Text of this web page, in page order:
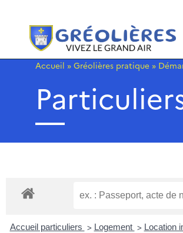
Accueil » Gréolières pratique »
Accueil particuliers > Logement > Location